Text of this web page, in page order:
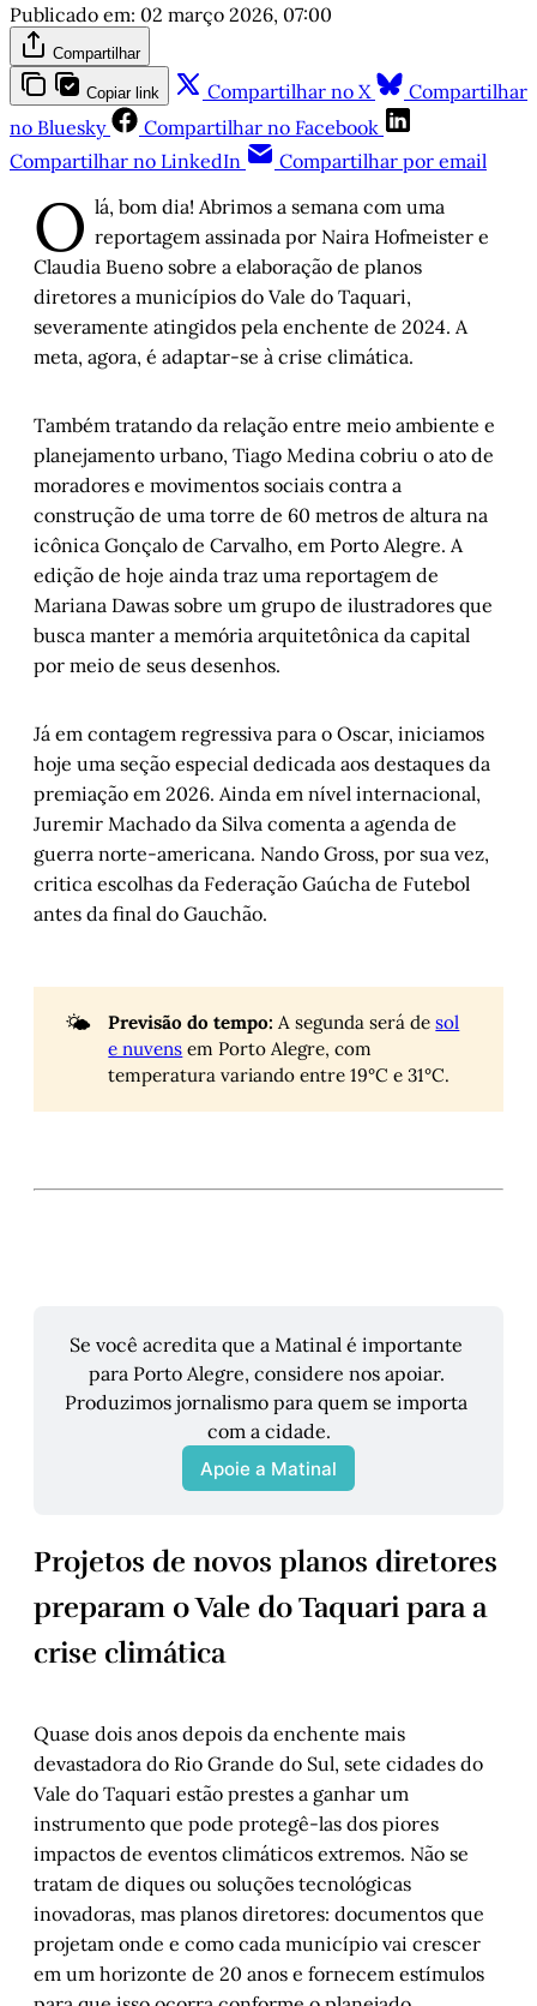
Publicado em: 02 março 2026, 07:00
Compartilhar
Copiar link Compartilhar no X
Compartilhar
no Bluesky
Compartilhar no Facebook
Compartilhar no LinkedIn
Compartilhar por email
O lá, bom dia! Abrimos a semana com uma
reportagem assinada por Naira Hofmeister e
Claudia Bueno sobre a elaboração de planos
diretores a municípios do Vale do Taquari,
severamente atingidos pela enchente de 2024. A
meta, agora, é adaptar-se à crise climática.
Também tratando da relação entre meio ambiente e
planejamento urbano, Tiago Medina cobriu o ato de
moradores e movimentos sociais contra a
construção de uma torre de 60 metros de altura na
icônica Gonçalo de Carvalho, em Porto Alegre. A
edição de hoje ainda traz uma reportagem de
Mariana Dawas sobre um grupo de ilustradores que
busca manter a memória arquitetônica da capital
por meio de seus desenhos.
Já em contagem regressiva para o Oscar, iniciamos
hoje uma seção especial dedicada aos destaques da
premiação em 2026. Ainda em nível internacional,
Juremir Machado da Silva comenta a agenda de
guerra norte-americana. Nando Gross, por sua vez,
critica escolhas da Federação Gaúcha de Futebol
antes da final do Gauchão.
🌤️ Previsão do tempo: A segunda será desol
e nuvens em Porto Alegre, com
temperatura variando entre 19°C e 31°C.
Se você acredita que a Matinal é importante
para Porto Alegre, considere nos apoiar.
Produzimos jornalismo para quem se importa
com a cidade.
Apoie a Matinal
Projetos de novos planos diretores
preparam o Vale do Taquari para a
crise climática
Quase dois anos depois da enchente mais
devastadora do Rio Grande do Sul, sete cidades do
Vale do Taquari estão prestes a ganhar um
instrumento que pode protegê-las dos piores
impactos de eventos climáticos extremos. Não se
tratam de diques ou soluções tecnológicas
inovadoras, mas planos diretores: documentos que
projetam onde e como cada município vai crescer
em um horizonte de 20 anos e fornecem estímulos